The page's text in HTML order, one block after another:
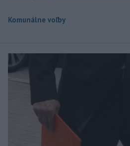
Komunálne voľby